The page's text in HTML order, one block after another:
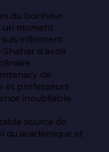
du bonheur
un moment
infiniment
Shahar d'avoir
de
et professeurs
inoubliable.
source de
qu'académique et